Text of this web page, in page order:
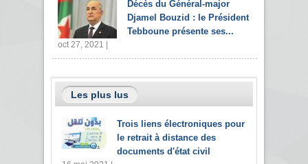
Décès du Général-major
Djamel Bouzid : le Président
Tebboune présente ses...
oct 27, 2021 |
Les plus lus
Trois liens électroniques pour
le retrait à distance des
documents d'état civil